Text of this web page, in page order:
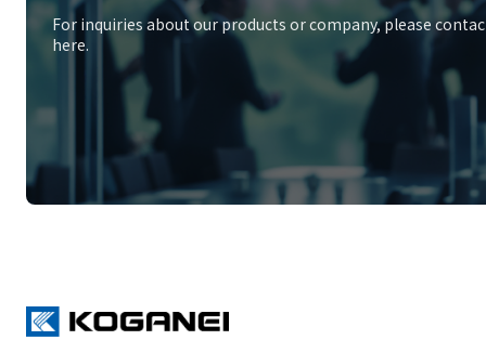
For inquiries about our products or company, please
here.